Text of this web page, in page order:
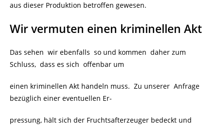
aus dieser Produktion betroffen gewesen.
Wir vermuten einen kriminellen Akt
Das sehen wir ebenfalls so und kommen daher zum
Schluss, dass es sich offenbar um
einen kriminellen Akt handeln muss. Zu unserer Anfrage
bezüglich einer eventuellen Er-
pressung, hält sich der Fruchtsafterzeuger bedeckt und